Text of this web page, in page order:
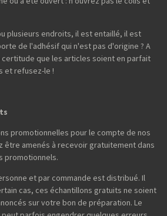
plusieurs endroits, il est entaillé, il est
de l'adhésif qui n'est pas d'origine ? A
certitude que les articles soient en parfait
et refusez-le !
promotionnelles pour le compte de nos
être amenés à recevoir gratuitement dans
promotionnels.
et par commande est distribué. Il
cas, ces échantillons gratuits ne soient
sur votre bon de préparation. Le